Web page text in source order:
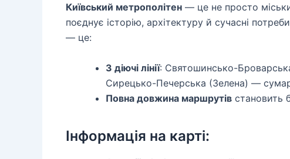
Київський метрополітен — це не просто
поєднує історію, архітектуру й сучасні
— це:
3 діючі лінії: Святошинсько-
Сирецько-Печерська (Зелена) —
Повна довжина маршрутів становить
Інформація на карті: